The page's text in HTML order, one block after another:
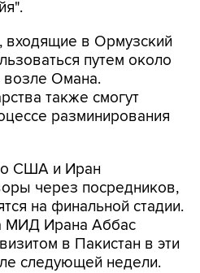
входящие в Ормузский
путем около
Омана.
также смогут
разминирования
США и Иран
через посредников,
на финальной стадии.
МИД Ирана Аббас
в Пакистан в эти
следующей недели.